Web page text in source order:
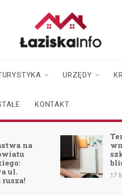
URZĘDY
KONTAKT
stypendium
2027 już
25